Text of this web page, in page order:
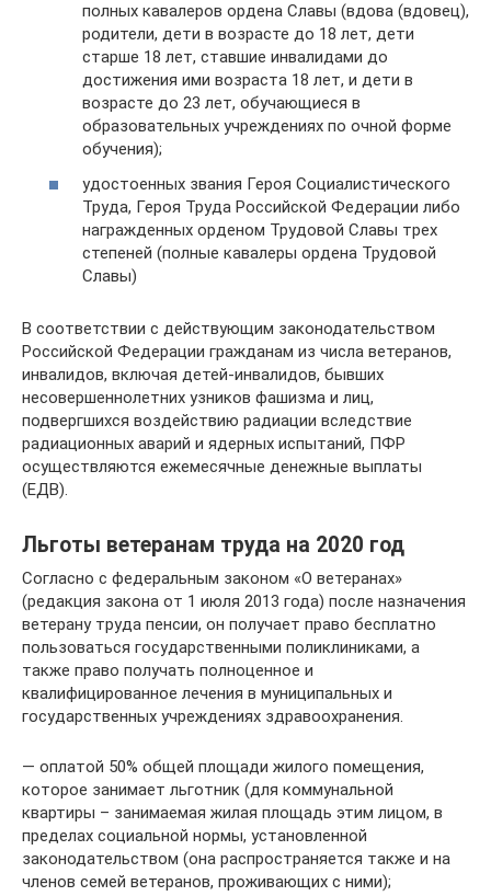
полных кавалеров ордена Славы (вдова (вдовец),
родители, дети в возрасте до 18 лет, дети
старше 18 лет, ставшие инвалидами до
достижения ими возраста 18 лет, и дети в
возрасте до 23 лет, обучающиеся в
образовательных учреждениях по очной форме
обучения);
удостоенных звания Героя Социалистического
Труда, Героя Труда Российской Федерации либо
награжденных орденом Трудовой Славы трех
степеней (полные кавалеры ордена Трудовой
Славы)
В соответствии с действующим законодательством
Российской Федерации гражданам из числа ветеранов,
инвалидов, включая детей-инвалидов, бывших
несовершеннолетних узников фашизма и лиц,
подвергшихся воздействию радиации вследствие
радиационных аварий и ядерных испытаний, ПФР
осуществляются ежемесячные денежные выплаты
(ЕДВ).
Льготы ветеранам труда на 2020 год
Согласно с федеральным законом «О ветеранах»
(редакция закона от 1 июля 2013 года) после назначения
ветерану труда пенсии, он получает право бесплатно
пользоваться государственными поликлиниками, а
также право получать полноценное и
квалифицированное лечения в муниципальных и
государственных учреждениях здравоохранения.
— оплатой 50% общей площади жилого помещения,
которое занимает льготник (для коммунальной
квартиры – занимаемая жилая площадь этим лицом, в
пределах социальной нормы, установленной
законодательством (она распространяется также и на
членов семей ветеранов, проживающих с ними);